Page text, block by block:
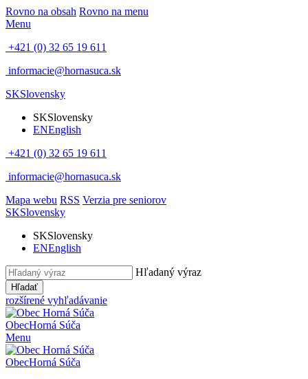
Rovno na obsah Rovno na menu
Menu
+421 (0) 32 65 19 611
informacie@hornasuca.sk
SKSlovensky
SKSlovensky
ENEnglish
+421 (0) 32 65 19 611
informacie@hornasuca.sk
Mapa webu RSS Verzia pre seniorov
SKSlovensky
SKSlovensky
ENEnglish
Hľadaný výraz
Hľadať
rozšírené vyhľadávanie
ObecHorná Súča
Menu
ObecHorná Súča